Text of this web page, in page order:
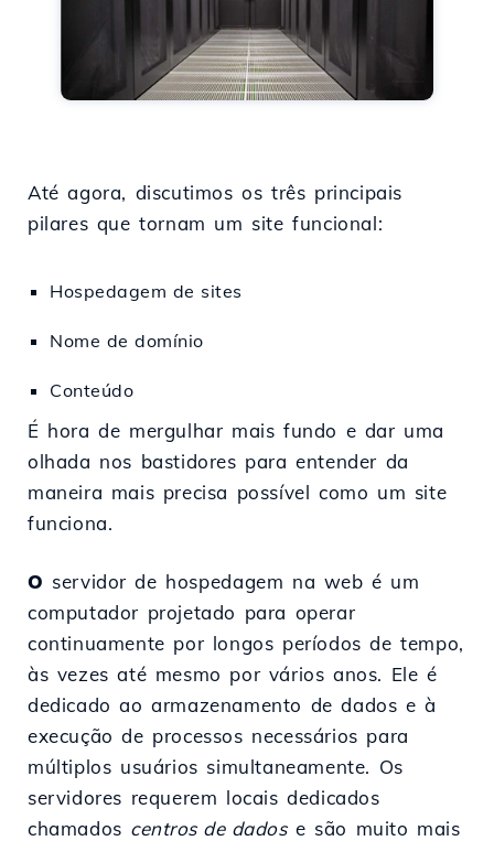
Até agora, discutimos os três principais
pilares que tornam um site funcional:
Hospedagem de sites
Nome de domínio
Conteúdo
É hora de mergulhar mais fundo e dar uma
olhada nos bastidores para entender da
maneira mais precisa possível como um site
funciona.
O servidor de hospedagem na web é um
computador projetado para operar
continuamente por longos períodos de tempo,
às vezes até mesmo por vários anos. Ele é
dedicado ao armazenamento de dados e à
execução de processos necessários para
múltiplos usuários simultaneamente. Os
servidores requerem locais dedicados
chamados centros de dadose são muito mais